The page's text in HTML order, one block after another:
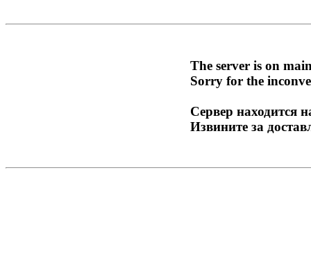
The server is on
Sorry for the
Сервер находится
Извините за